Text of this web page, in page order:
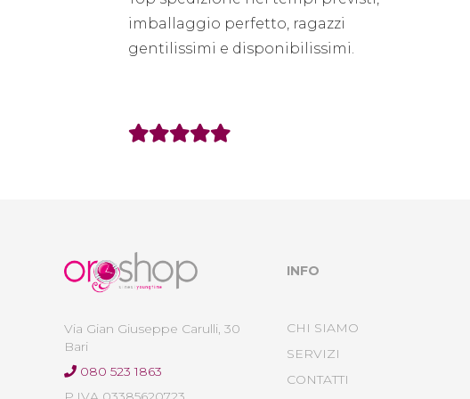
imballaggio perfetto, ragazzi
gentilissimi e disponibilissimi.
Via Gian Giuseppe Carulli, 30
Bari
080 523 1863
INFO
CHI SIAMO
SERVIZI
CONTATTI